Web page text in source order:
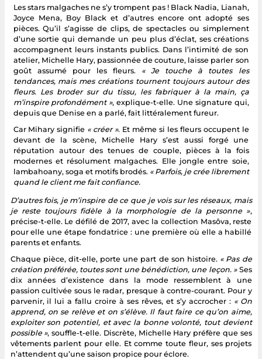
Les stars malgaches ne s’y trompent pas ! Black Nadia, Lianah,
Joyce Mena, Boy Black et d’autres encore ont adopté ses
pièces. Qu’il s’agisse de clips, de spectacles ou simplement
d’une sortie qui demande un peu plus d’éclat, ses créations
accompagnent leurs instants publics. Dans l’intimité de son
atelier, Michelle Hary, passionnée de couture, laisse parler son
goût assumé pour les fleurs. « Je touche à toutes les
tendances, mais mes créations tournent toujours autour des
fleurs. Les broder sur du tissu, les fabriquer à la main, ça
m’inspire profondément », explique-t-elle. Une signature qui,
depuis que Denise en a parlé, fait littéralement fureur.
Car Mihary signifie « créer ». Et même si les fleurs occupent le
devant de la scène, Michelle Hary s’est aussi forgé une
réputation autour des tenues de couple, pièces à la fois
modernes et résolument malgaches. Elle jongle entre soie,
lambahoany, soga et motifs brodés. « Parfois, je crée librement
quand le client me fait confiance.
D’autres fois, je m’inspire de ce que je vois sur les réseaux, mais
je reste toujours fidèle à la morphologie de la personne »,
précise-t-elle. Le défilé de 2017, avec la collection Masôva, reste
pour elle une étape fondatrice : une première où elle a habillé
parents et enfants.
Chaque pièce, dit-elle, porte une part de son histoire. « Pas de
création préférée, toutes sont une bénédiction, une leçon. »Ses
dix années d’existence dans la mode ressemblent à une
passion cultivée sous le radar, presque à contre-courant. Pour y
parvenir, il lui a fallu croire à ses rêves, et s’y accrocher : « On
apprend, on se relève et on s’élève. Il faut faire ce qu’on aime,
exploiter son potentiel, et avec la bonne volonté, tout devient
possible », souffle-t-elle. Discrète, Michelle Hary préfère que ses
vêtements parlent pour elle. Et comme toute fleur, ses projets
n’attendent qu’une saison propice pour éclore.